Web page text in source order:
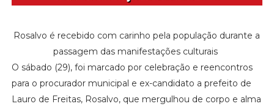
Rosalvo é recebido com carinho pela população durante a
passagem das manifestações culturais
O sábado (29), foi marcado por celebração e reencontros
para o procurador municipal e ex-candidato a prefeito de
Lauro de Freitas, Rosalvo, que mergulhou de corpo e alma